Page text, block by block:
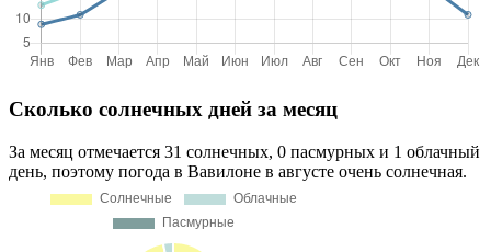
Сколько солнечных дней за месяц
За месяц отмечается 31 солнечных, 0 пасмурных и 1 облачный
день, поэтому погода в Вавилоне в августе очень солнечная.